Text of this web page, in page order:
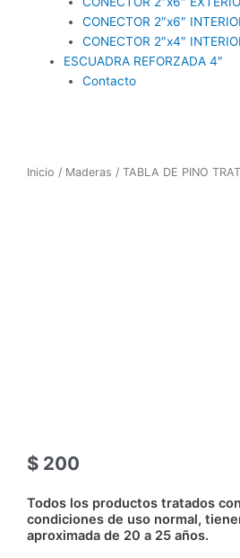
CONECTOR 2″x6″
CONECTOR 2″x4″
ESCUADRA REFORZADA 4″
Contacto
Inicio / Maderas / TABLA DE PINO
$ 200
Todos los productos tratados
condiciones de uso normal,
aproximada de 20 a 25 años.